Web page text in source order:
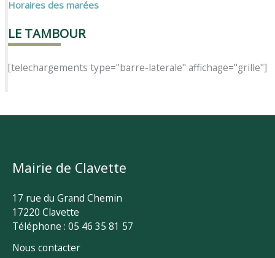
Horaires des marées
LE TAMBOUR
[telechargements type="barre-laterale" affichage="grille"]
Mairie de Clavette
17 rue du Grand Chemin
17220 Clavette
Téléphone : 05 46 35 81 57
Nous contacter